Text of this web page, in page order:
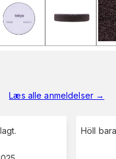
Læs alle anmeldelser→
Höll